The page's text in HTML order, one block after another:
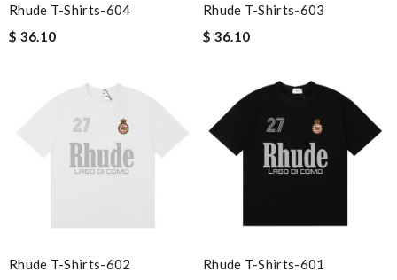
Rhude T-Shirts-604
$ 36.10
Rhude T-Shirts-603
$ 36.10
Rhude T-Shirts-602
Rhude T-Shirts-601